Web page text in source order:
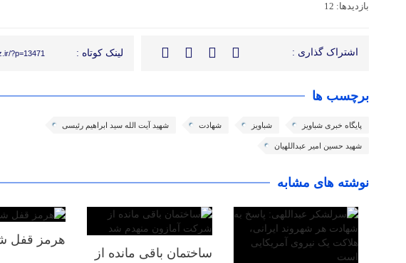
بازدیدها: 12
اشتراک گذاری : لینک کوتاه : ?p=13471
برچسب ها
پایگاه خبری شباویز شباویز شهادت شهید آیت الله سید ابراهیم رئیسی
شهید حسین امیر عبداللهیان
نوشته های مشابه
ساختمان باقی مانده از
هرمز قفل